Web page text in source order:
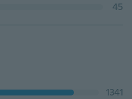
45
1341